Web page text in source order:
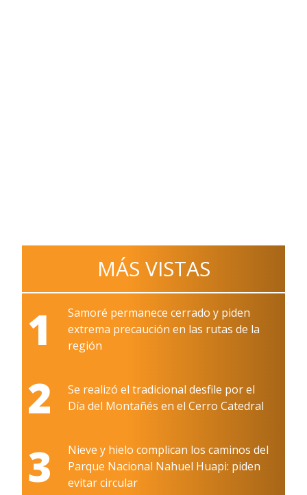
MÁS VISTAS
1
Samoré permanece cerrado y piden
extrema precaución en las rutas de la
región
2
Se realizó el tradicional desfile por el
Día del Montañés en el Cerro Catedral
3
Nieve y hielo complican los caminos del
Parque Nacional Nahuel Huapi: piden
evitar circular